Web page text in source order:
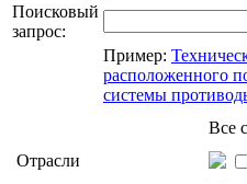
Поисковый
запрос:
Пример:
расположенного
системы
Все
Отрасли